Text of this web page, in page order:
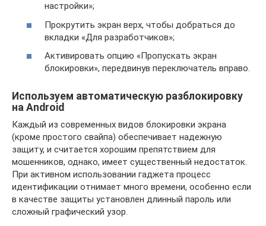
настройки»;
Прокрутить экран верх, чтобы добраться до
вкладки «Для разработчиков»;
Активировать опцию «Пропускать экран
блокировки», передвинув переключатель вправо.
Используем автоматическую разблокировку
на Android
Каждый из современных видов блокировки экрана
(кроме простого свайпа) обеспечивает надежную
защиту, и считается хорошим препятствием для
мошенников, однако, имеет существенный недостаток.
При активном использовании гаджета процесс
идентификации отнимает много времени, особенно если
в качестве защиты установлен длинный пароль или
сложный графический узор.